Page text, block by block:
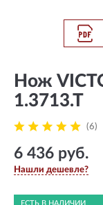
Нож
1.3713.T
(6)
6 436 руб.
Нашли дешевле?
ЕСТЬ В НАЛИЧИИ